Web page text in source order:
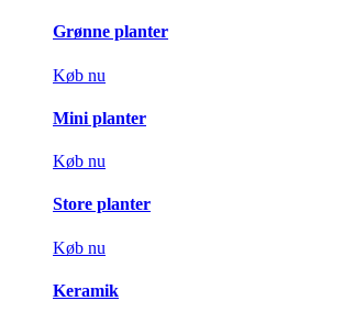
Grønne planter
Køb nu
Mini planter
Køb nu
Store planter
Køb nu
Keramik